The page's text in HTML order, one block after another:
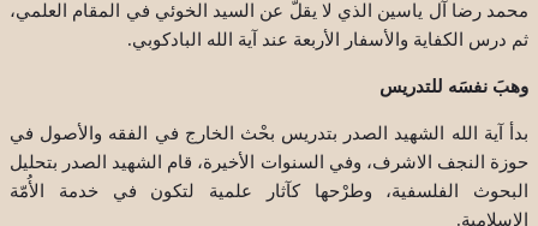
محمد رضا آل ياسين الذي لا يقلّ عن السيد الخوئي في المقام العلمي،
ثم درس الكفاية والأسفار الأربعة عند آية الله البادكوبي.
وهبَ نفسَه للتدريس
بدأ آية الله الشهيد الصدر بتدريس بحْث الخارج في الفقه والأصول في
حوزة النجف الاشرف، وفي السنوات الأخيرة، قام الشهيد الصدر بتحليل
البحوث الفلسفية، وطرْحها كآثار علمية لتكون في خدمة الأُمّة
الإسلامية.